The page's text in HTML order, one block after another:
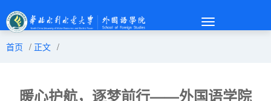
Toggle
首页 / 正文 /
暖心护航，逐梦前行——外国语学院